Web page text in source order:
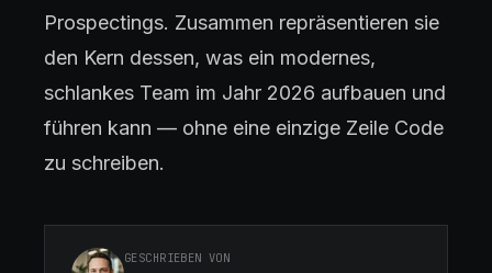
Prospectings. Zusammen repräsentieren sie
den Kern dessen, was ein modernes,
schlankes Team im Jahr 2026 aufbauen und
führen kann — ohne eine einzige Zeile Code
zu schreiben.
GESCHRIEBEN VON